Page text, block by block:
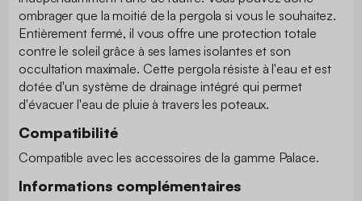
ombrager que la moitié de la pergola si vous le souhaitez.
Entièrement fermé, il vous offre une protection totale
contre le soleil grâce à ses lames isolantes et son
occultation maximale. Cette pergola résiste à l'eau et est
dotée d'un système de drainage intégré qui permet
d'évacuer l'eau de pluie à travers les poteaux.
Compatibilité
Compatible avec les accessoires de la gamme Palace.
Informations complémentaires